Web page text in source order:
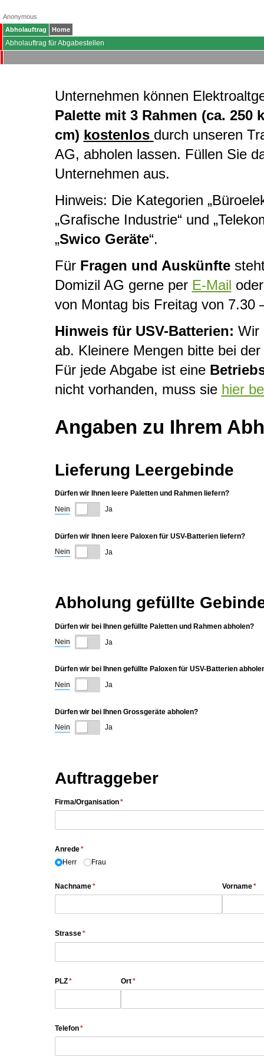
Anonymous
Abholauftrag
Home
Abholauftrag für Abgabestellen
Unternehmen können
Palette mit 3 Rahmen (ca. 250
cm) kostenlos durch unseren
AG, abholen lassen. Füllen Sie
Unternehmen aus.
Hinweis: Die Kategorien
„Grafische Industrie“ und
„Swico Geräte“.
Für Fragen und Auskünfte
Domizil AG gerne per E-Mail
von Montag bis Freitag von 7.30
Hinweis für USV-Batterien: Wir
ab. Kleinere Mengen bitte bei
Für jede Abgabe ist eine
nicht vorhanden, muss sie hier
Angaben zu Ihrem
Lieferung Leergebinde
Dürfen wir Ihnen leere Paletten und Rahmen liefern?
Nein
Ja
Dürfen wir Ihnen leere Paloxen für USV-Batterien liefern?
Nein
Ja
Abholung gefüllte
Dürfen wir bei Ihnen gefüllte Paletten und Rahmen abholen?
Nein
Ja
Dürfen wir bei Ihnen gefüllte Paloxen für USV-Batterien
Nein
Ja
Dürfen wir bei Ihnen Grossgeräte abholen?
Nein
Ja
Auftraggeber
Firma/​Organisation*
(erforderlich)
Anrede*
(erforderlich)
Herr
Frau
Nachname*
(erforderlich) Vorname*
Strasse*
(erforderlich)
PLZ*
(erforderlich) Ort*
(erforderlich)
Telefon*
(erforderlich)